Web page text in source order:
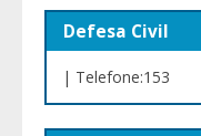
Defesa Civil
| Telefone:153